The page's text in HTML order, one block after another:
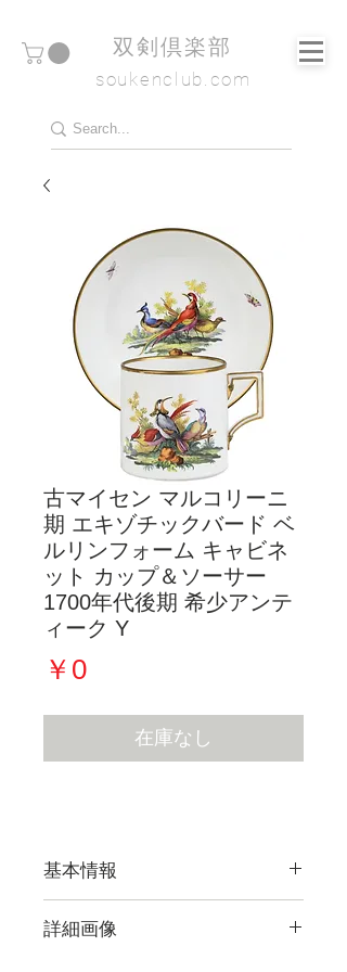
​双剣倶楽部
soukenclub.com
古マイセン マルコリーニ
期 エキゾチックバード ベ
ルリンフォーム キャビネ
ット カップ＆ソーサー
1700年代後期 希少アンテ
ィーク Y
￥0価
格
在庫なし
基本情報
詳細画像